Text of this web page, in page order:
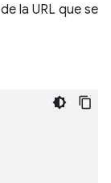
la URL que se